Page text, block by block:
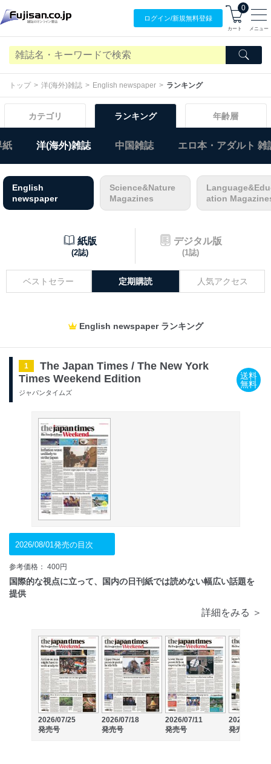
ログイン/新規無料登録
0
カート メニュー
トップ 洋(海外)雑誌 English newspaper ランキング
カテゴリ ランキング 年齢層
紙 洋(海外)雑誌 中国雑誌 エロ本・アダルト 雑
English
newspaper
Science&Nature
Magazines
ation
紙版
(2誌)
デジタル版
(1誌)
ベストセラー 定期購読 人気アクセス
English newspaper ランキング
1
The Japan Times / The New York
Times Weekend Edition
ジャパンタイムズ
送料
無料
2026/08/01発売の目次
参考価格： 400円
国際的な視点に立って、国内の日刊紙では読めない幅広い話題を
提供
詳細をみる ＞
2026/07/25
発売号
2026/07/18
発売号
2026/07/11
発売号
2026/07/04
発売号